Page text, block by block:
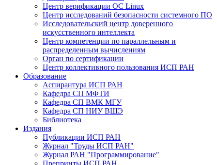
Центр верификации ОС Linux
Центр исследований безопасности системного ПО
Исследовательский центр доверенного
искусственного интеллекта
Центр компетенции по параллельным и
распределенным вычислениям
Орган по сертификации
Центр коллективного пользования ИСП РАН
Образование
Аспирантура ИСП РАН
Кафедра СП МФТИ
Кафедра СП ВМК МГУ
Кафедра СП НИУ ВШЭ
Библиотека
Издания
Публикации ИСП РАН
Журнал "Труды ИСП РАН"
Журнал РАН "Программирование"
Препринты ИСП РАН